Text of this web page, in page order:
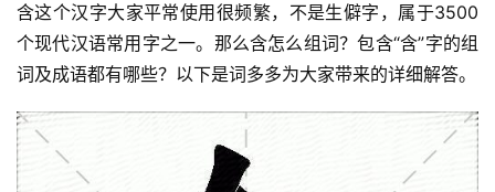
含这个汉字大家平常使用很频繁，不是生僻字，属于3500
个现代汉语常用字之一。那么含怎么组词？包含“含”字的组
词及成语都有哪些？以下是词多多为大家带来的详细解答。